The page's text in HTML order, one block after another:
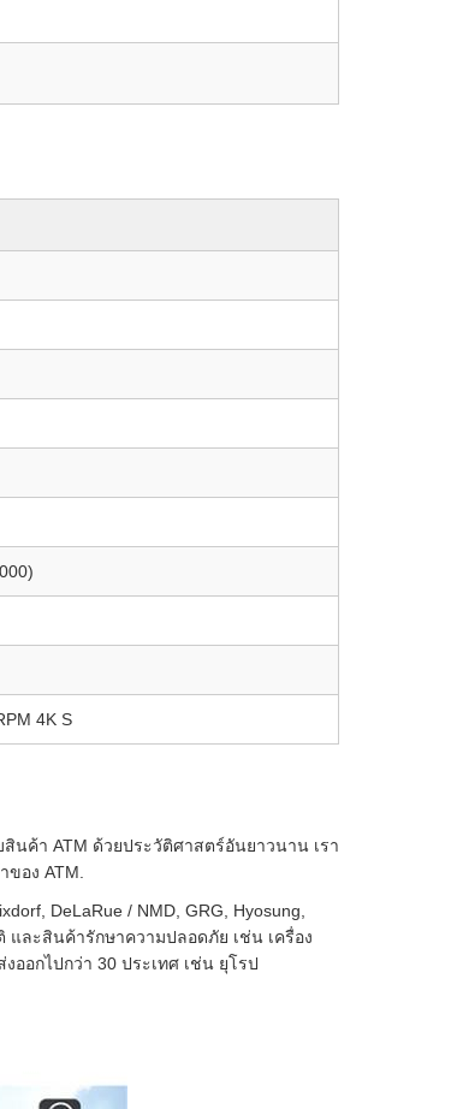
4K S
นค้า ATM ด้วยประวัติศาสตร์อันยาวนาน เรา
อง ATM.
DeLaRue / NMD, GRG, Hyosung,
และสินค้ารักษาความปลอดภัย เช่น เครื่อง
อกไปกว่า 30 ประเทศ เช่น ยุโรป